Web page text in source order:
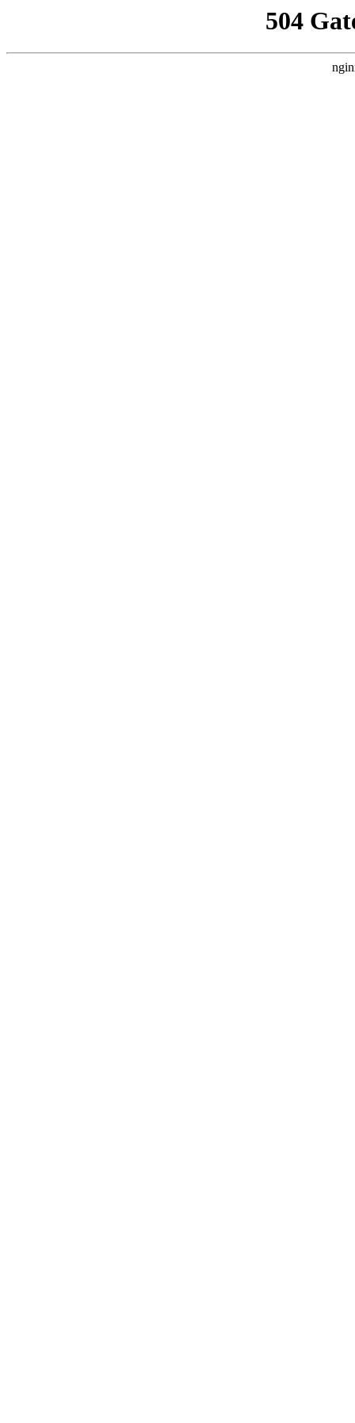
504